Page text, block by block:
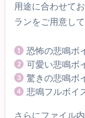
用途に合わせて
ランをご用意して
恐怖の悲鳴ボ
可愛い悲鳴ボ
驚きの悲鳴ボ
悲鳴フルボイ
さらにファイル